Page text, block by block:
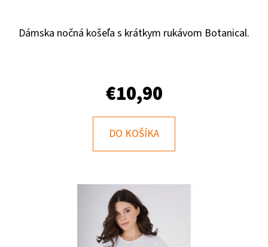
Dámska nočná košeľa s krátkym rukávom Botanical.
€10,90
DO KOŠÍKA